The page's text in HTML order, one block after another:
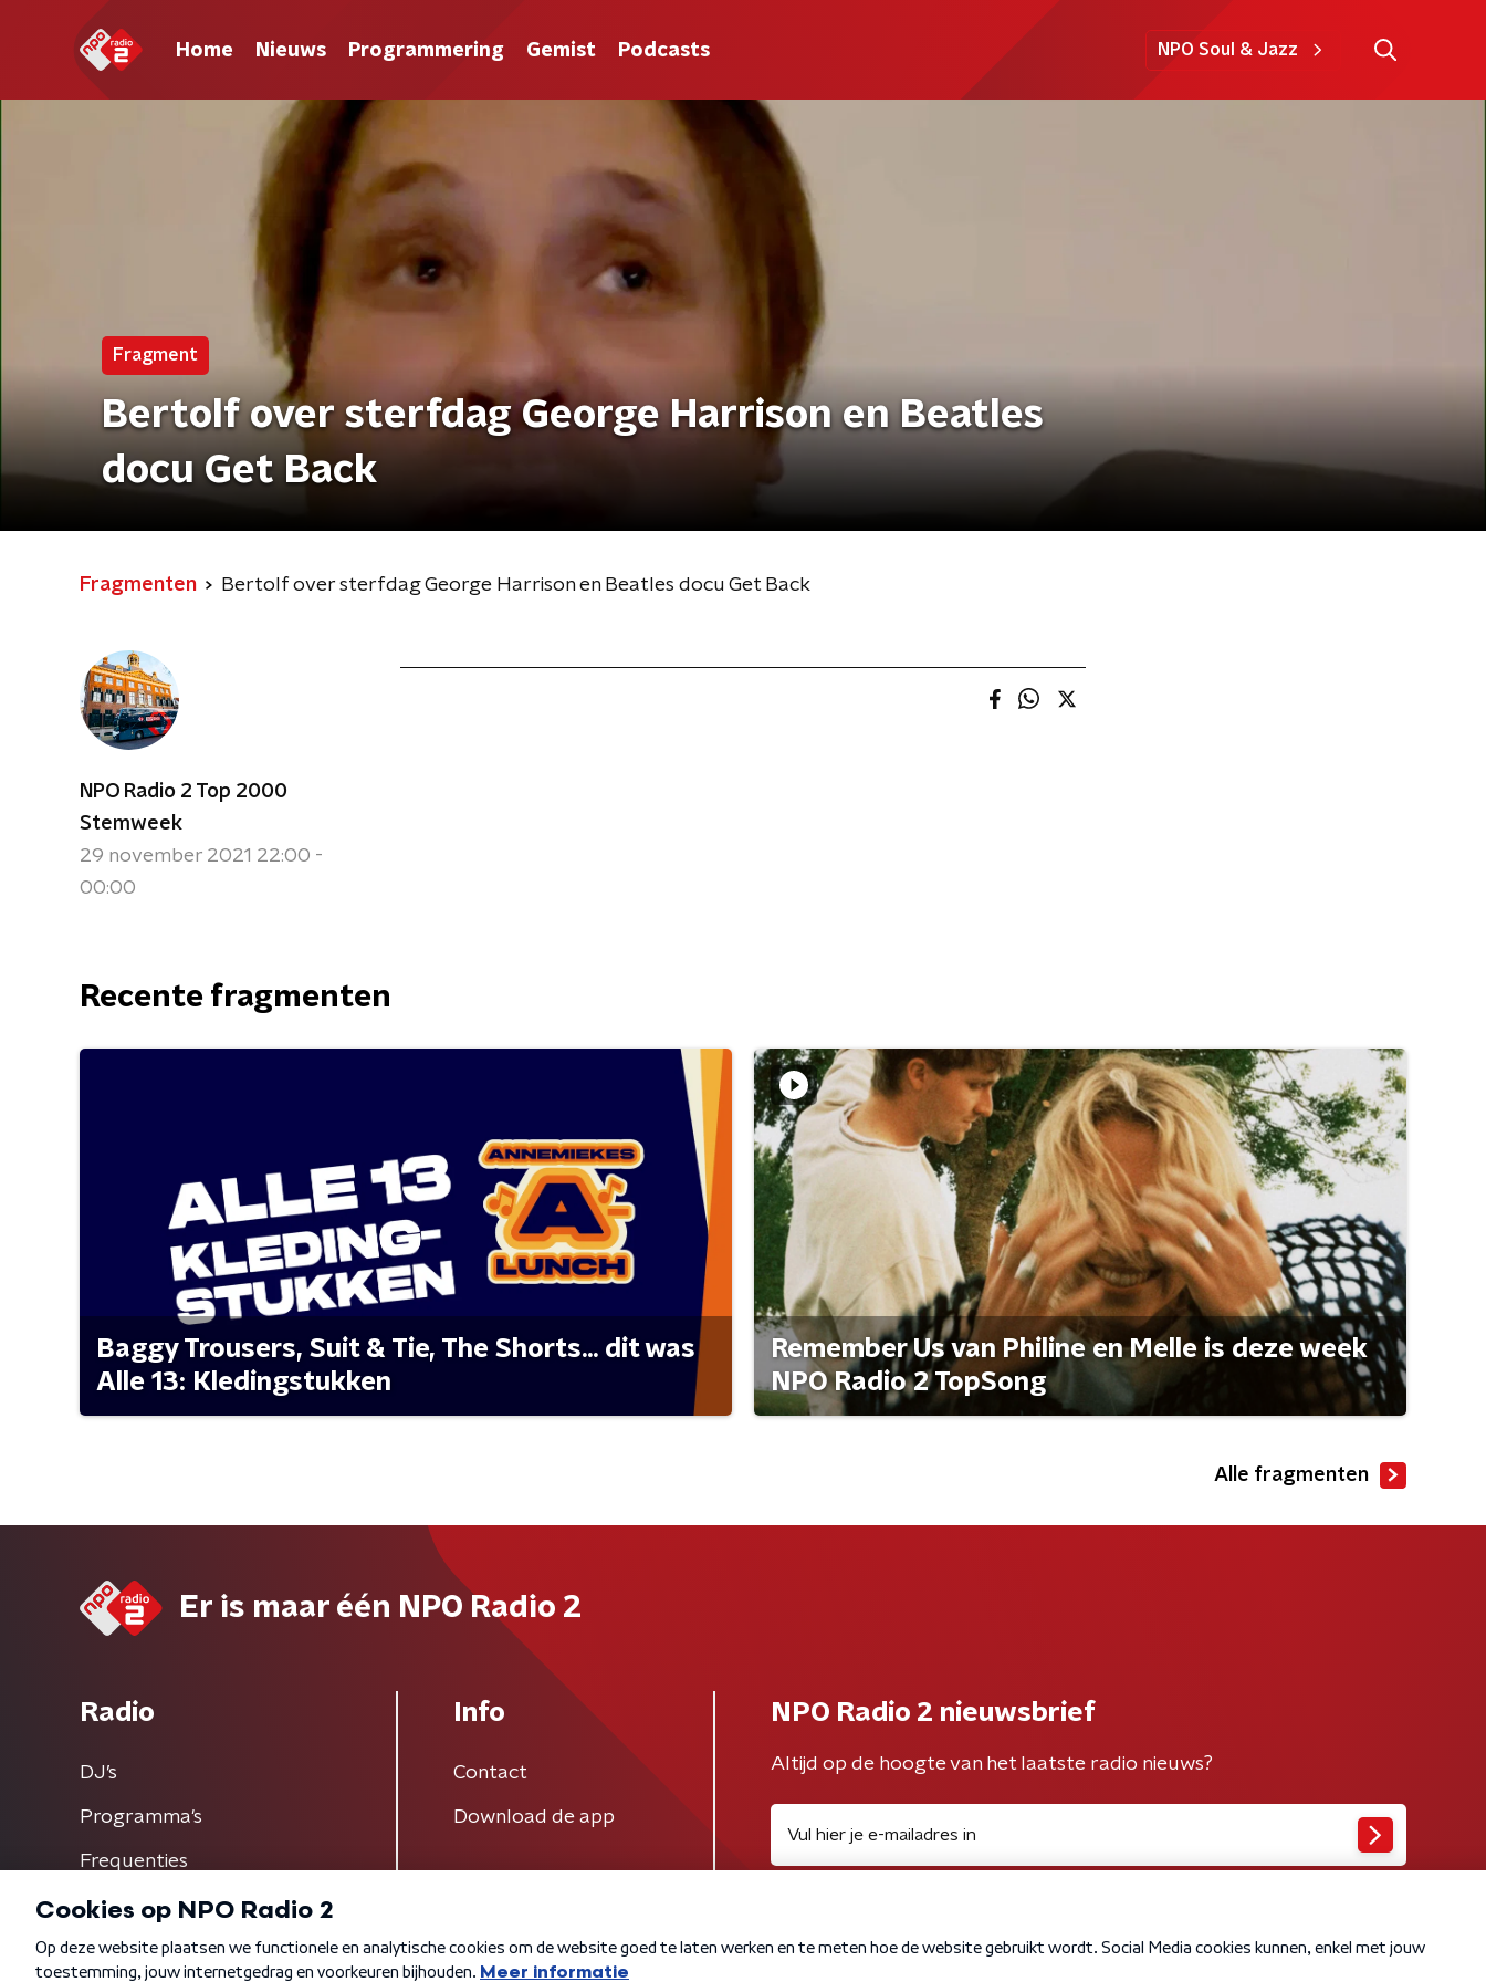
Home Nieuws Programmering Gemist Podcasts NPO Soul & Jazz
Fragment
Bertolf over sterfdag George Harrison en Beatles
docu Get Back
Fragmenten Bertolf over sterfdag George Harrison en Beatles docu Get Back
NPO Radio 2 Top 2000
Stemweek
29 november 2021 22:00 -
00:00
Recente fragmenten
Baggy Trousers, Suit & Tie, The Shorts... dit was
Alle 13: Kledingstukken
Remember Us van Philine en Melle is deze week
NPO Radio 2 TopSong
Alle fragmenten
Er is maar één NPO Radio 2
Radio
DJ’s
Programma's
Frequenties
Info
Contact
Download de app
NPO Radio 2 nieuwsbrief
Altijd op de hoogte van het laatste radio nieuws?